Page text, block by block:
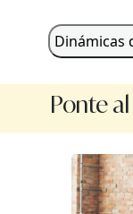
Dinámicas
Ponte